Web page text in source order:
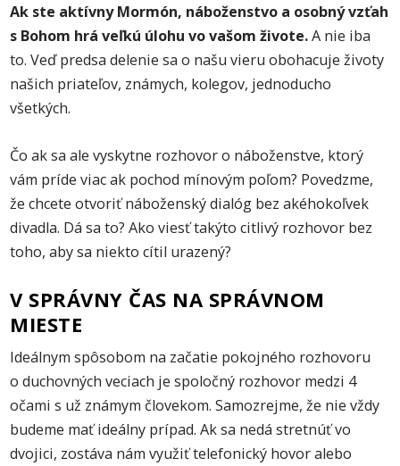
Ak ste aktívny Mormón, náboženstvo a osobný vzťah
s Bohom hrá veľkú úlohu vo vašom živote.A nie iba
to. Veď predsa delenie sa o našu vieru obohacuje životy
našich priateľov, známych, kolegov, jednoducho
všetkých.
Čo ak sa ale vyskytne rozhovor o náboženstve, ktorý
vám príde viac ak pochod mínovým poľom? Povedzme,
že chcete otvoriť náboženský dialóg bez akéhokoľvek
divadla. Dá sa to? Ako viesť takýto citlivý rozhovor bez
toho, aby sa niekto cítil urazený?
V SPRÁVNY ČAS NA SPRÁVNOM
MIESTE
Ideálnym spôsobom na začatie pokojného rozhovoru
o duchovných veciach je spoločný rozhovor medzi 4
očami s už známym človekom. Samozrejme, že nie vždy
budeme mať ideálny prípad. Ak sa nedá stretnúť vo
dvojici, zostáva nám využiť telefonický hovor alebo